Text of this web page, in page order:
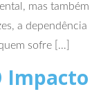
mas também
a dependência
sofre […]
Impacto